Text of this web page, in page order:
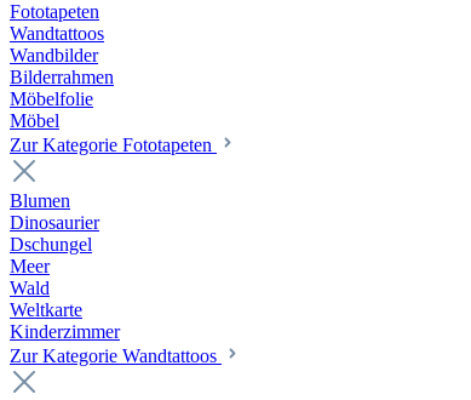
Fototapeten
Wandtattoos
Wandbilder
Bilderrahmen
Möbelfolie
Möbel
Zur Kategorie Fototapeten
Blumen
Dinosaurier
Dschungel
Meer
Wald
Weltkarte
Kinderzimmer
Zur Kategorie Wandtattoos